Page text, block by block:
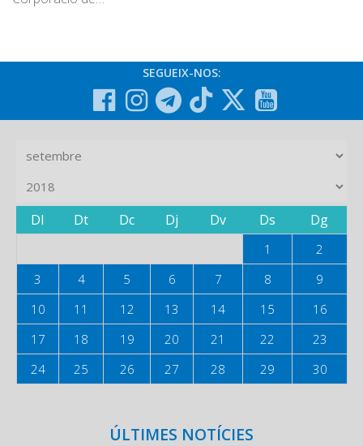
SEGUEIX-NOS:
Dl Dt Dc Dj Dv Ds Dg
1
2
3
4 5 6 7 8
9
10
11 12 13 14 15
16
17
18 19 20 21 22
23
24
25 26 27 28 29 30
ÚLTIMES NOTÍCIES